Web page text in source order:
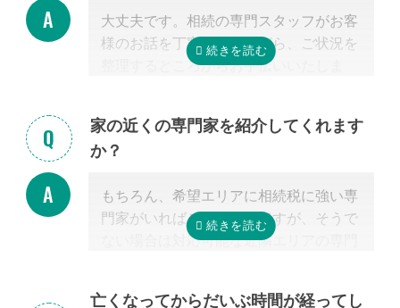
大丈夫です。相続の専門スタッフがお客
様のお話を丁寧に伺いながら、ご状況を
整理するところからお手伝いいたしま
家の近くの専門家を紹介してくれます
か？
もちろん、希望エリアに相続税に強い専
門家がいればご紹介可能ですが、そうで
ない場合は対応可能な近隣エリアの専門
亡くなってからだいぶ時間が経ってし